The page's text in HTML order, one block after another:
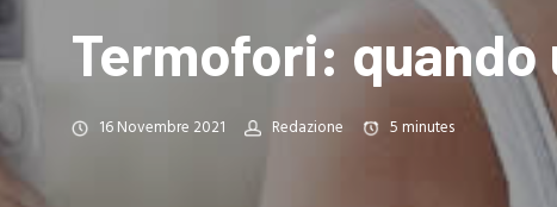
Termofori:
16 Novembre 2021 Redazione 5minutes